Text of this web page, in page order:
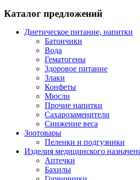
Каталог предложений
Диетическое питание, напитки
Батончики
Вода
Гематогены
Здоровое питание
Злаки
Конфеты
Мюсли
Прочие напитки
Сахарозаменители
Снижение веса
Зоотовары
Пеленки и подгузники
Изделия медицинского
Аптечки
Бахилы